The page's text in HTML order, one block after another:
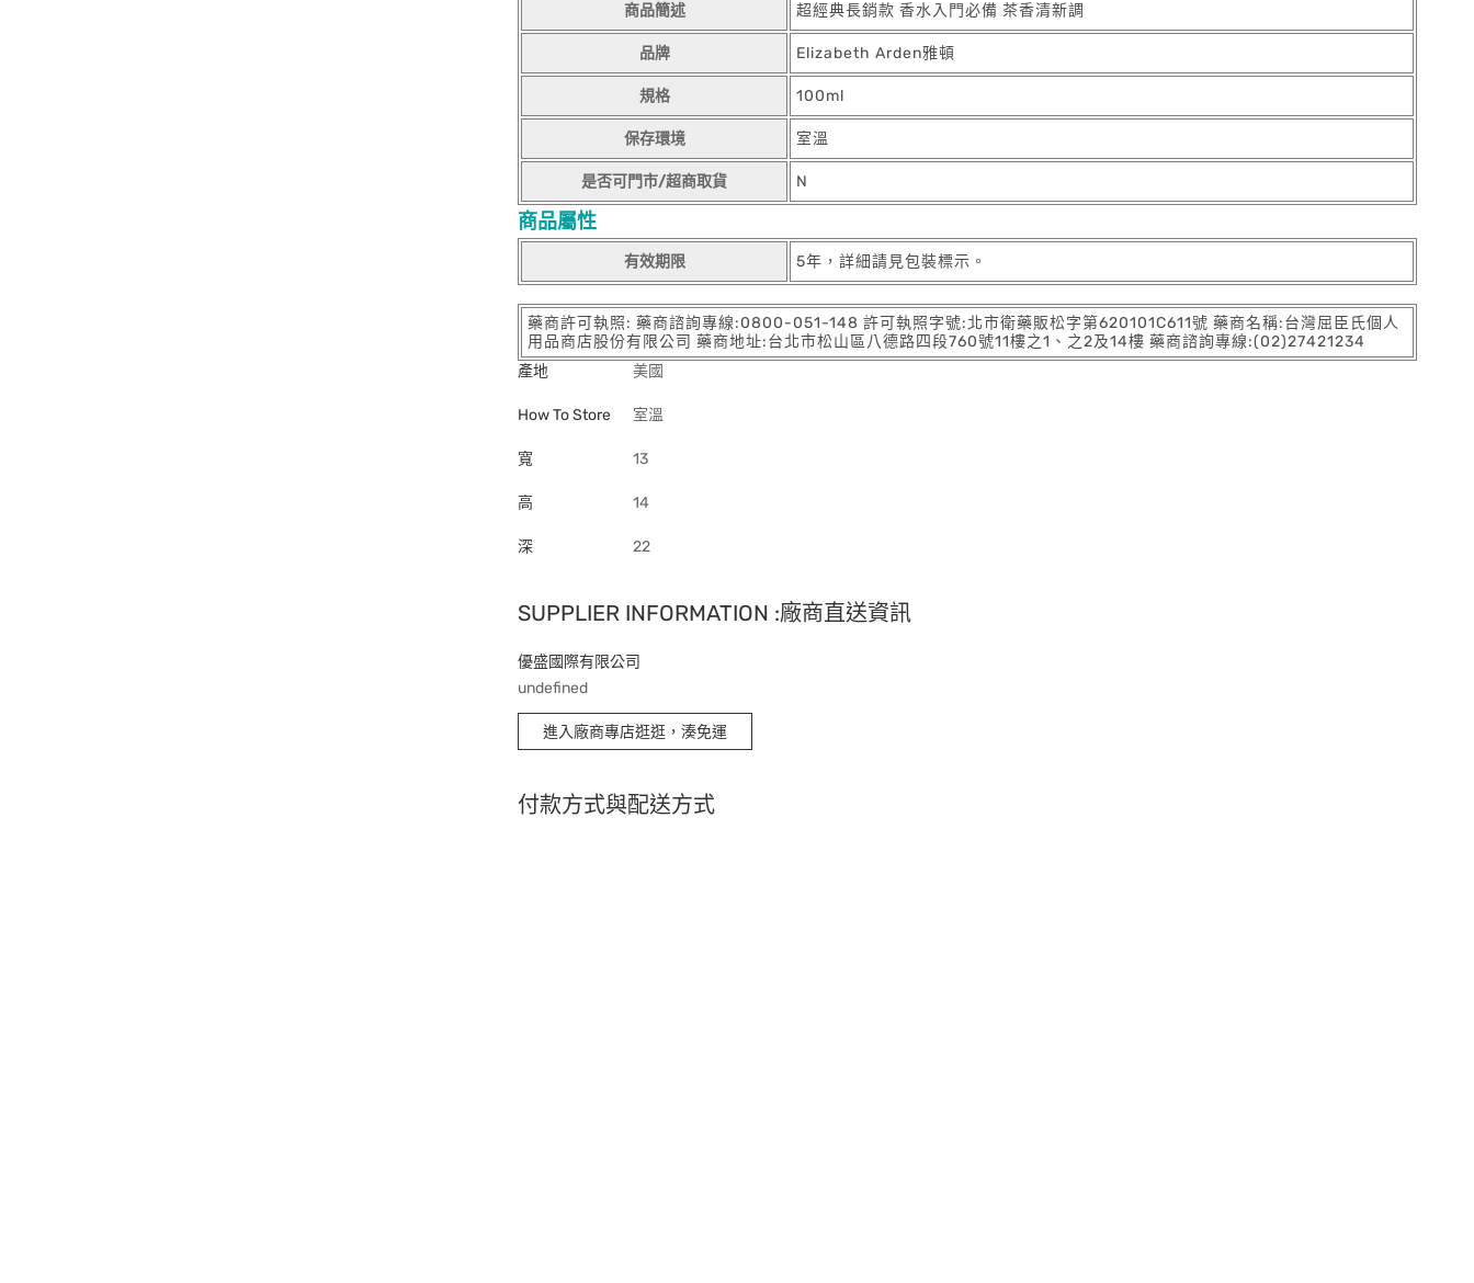
商品簡述 超經典長銷款 香水入門必備 茶香清新調
品牌 Elizabeth Arden雅頓
規格 100ml
保存環境 室溫
是否可門市/超商取貨 N
商品屬性
有效期限 5年，詳細請見包裝標示。
藥商許可執照: 藥商諮詢專線:0800-051-148 許可執照字號:北市衛藥販松字第620101C611號 藥商名稱:台灣屈臣氏個人
用品商店股份有限公司 藥商地址:台北市松山區八德路四段760號11樓之1、之2及14樓 藥商諮詢專線:(02)27421234
產地
美國
How To Store 室溫
寬 13
高 14
深 22
SUPPLIER INFORMATION :廠商直送資訊
優盛國際有限公司
undefined
進入廠商專店逛逛，湊免運
付款方式與配送方式